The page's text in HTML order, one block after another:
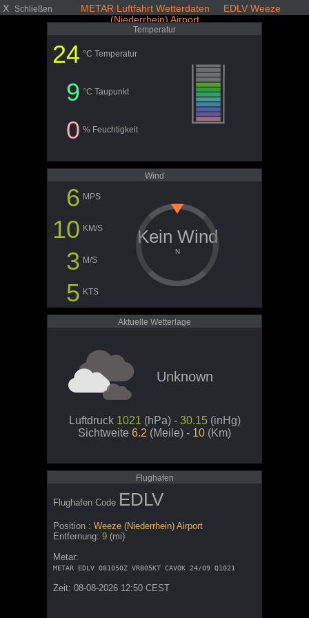
X Schließen
METAR Luftfahrt Wetterdaten EDLV Weeze
(Niederrhein) Airport
Temperatur
24 °C Temperatur
9 °C Taupunkt
0 % Feuchtigkeit
Wind
6 MPS
10 KM/S
3 M/S
5 KTS
Kein Wind
N
Aktuelle Wetterlage
Unknown
Luftdruck 1021 (hPa) - 30.15 (inHg)
Sichtweite 6.2 (Meile) - 10 (Km)
Flughafen
Flughafen Code EDLV
Position : Weeze (Niederrhein) Airport
Entfernung: 9 (mi)
Metar:
METAR EDLV 081050Z VRB05KT CAVOK 24/09 Q1021
Zeit: 08-08-2026 12:50 CEST